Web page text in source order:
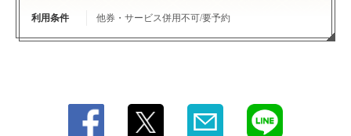
利用条件 他券・サービス併用不可/要予約